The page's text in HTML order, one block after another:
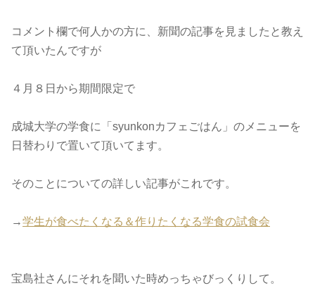
コメント欄で何人かの方に、新聞の記事を見ましたと教え
て頂いたんですが
４月８日から期間限定で
成城大学の学食に「syunkonカフェごはん」のメニューを
日替わりで置いて頂いてます。
そのことについての詳しい記事がこれです。
→学生が食べたくなる＆作りたくなる学食の試食会
宝島社さんにそれを聞いた時めっちゃびっくりして。